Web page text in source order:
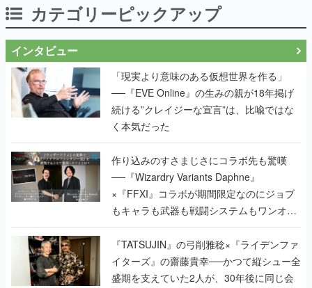
カテゴリーピックアップ
インタビュー
「現実より意味のある仮想世界を作る」
──『EVE Online』の生みの親が18年掲げ
続ける”クレイジーな宣言”は、比喩ではな
く本気だった
作り込みのすさまじさにコラボ先も驚嘆
──『Wizardry Variants Daphne』
×『FFXI』コラボが期間限定なのにジョブ
もキャラも武器も戦闘システムもワンオフ
で作り込まれた理由を両ディレクターに聞
く
『TATSUJIN』の弓削雅稔×『ライデンファ
イターズ』の齋藤貴幸──かつて縦シュー全
盛期を支えていた2人が、30年後に同じ会